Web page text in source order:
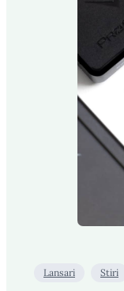
Lansari Stiri